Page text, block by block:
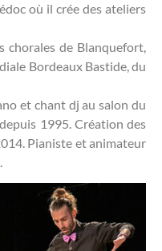
où il crée des ateliers
chorales de Blanquefort,
Bordeaux Bastide, du
et chant dj au salon du
1995. Création des
Pianiste et animateur